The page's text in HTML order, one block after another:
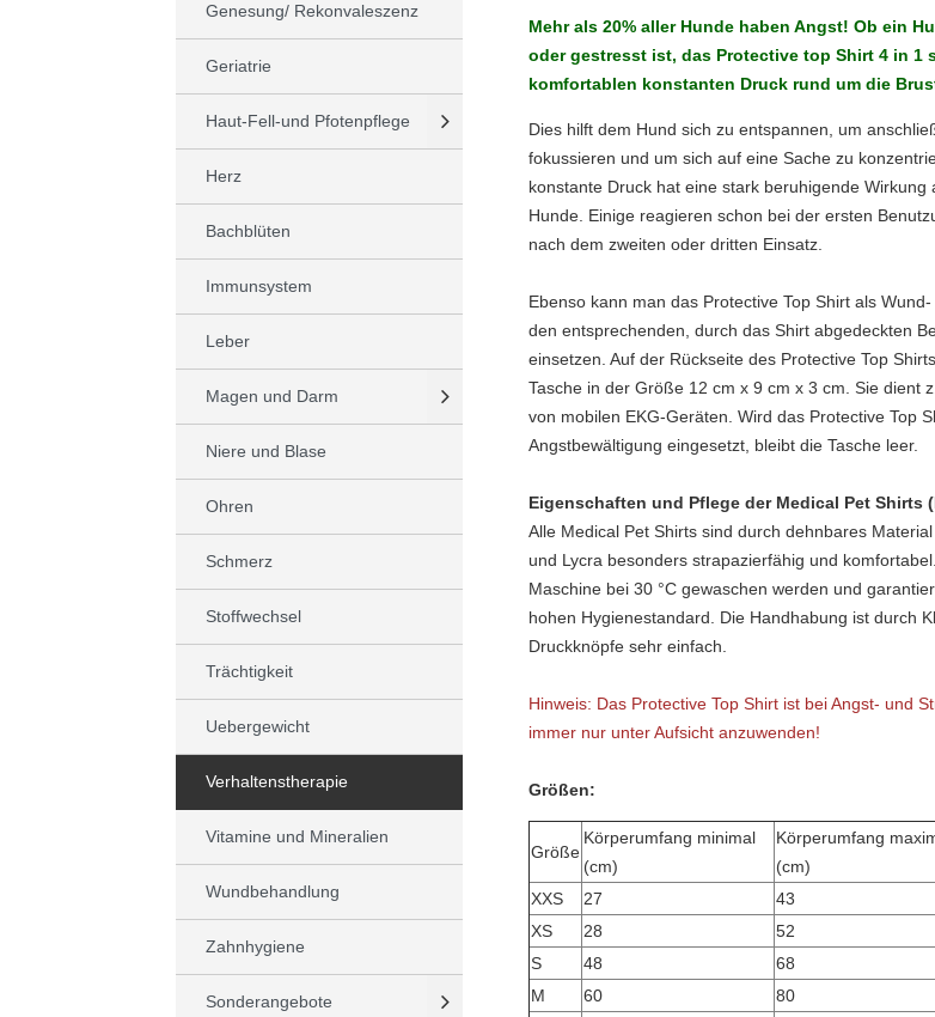
Genesung/ Rekonvaleszenz
Geriatrie
Haut-Fell-und Pfotenpflege
Herz
Bachblüten
Immunsystem
Leber
Magen und Darm
Niere und Blase
Ohren
Schmerz
Stoffwechsel
Trächtigkeit
Uebergewicht
Verhaltenstherapie
Vitamine und Mineralien
Wundbehandlung
Zahnhygiene
Sonderangebote
Mehr als 20% aller Hunde haben Angst! Ob ein
oder gestresst ist, das Protective top Shirt 4 in 1
komfortablen konstanten Druck rund um die
Dies hilft dem Hund sich zu entspannen, um
fokussieren und um sich auf eine Sache zu
konstante Druck hat eine stark beruhigende Wirkung
Hunde. Einige reagieren schon bei der ersten
nach dem zweiten oder dritten Einsatz.
Ebenso kann man das Protective Top Shirt als
den entsprechenden, durch das Shirt abgedeckten
einsetzen. Auf der Rückseite des Protective Top
Tasche in der Größe 12 cm x 9 cm x 3 cm. Sie dient
von mobilen EKG-Geräten. Wird das Protective Top
Angstbewältigung eingesetzt, bleibt die Tasche leer.
Eigenschaften und Pflege der Medical Pet Shirts
Alle Medical Pet Shirts sind durch dehnbares
und Lycra besonders strapazierfähig und
Maschine bei 30 °C gewaschen werden und
hohen Hygienestandard. Die Handhabung ist durch
Druckknöpfe sehr einfach.
Hinweis: Das Protective Top Shirt ist bei Angst- und
immer nur unter Aufsicht anzuwenden!
Größen:
Größe
Körperumfang minimal
(cm)
Körperumfang
(cm)
XXS
27
43
XS
28
52
S
48
68
M
60
80